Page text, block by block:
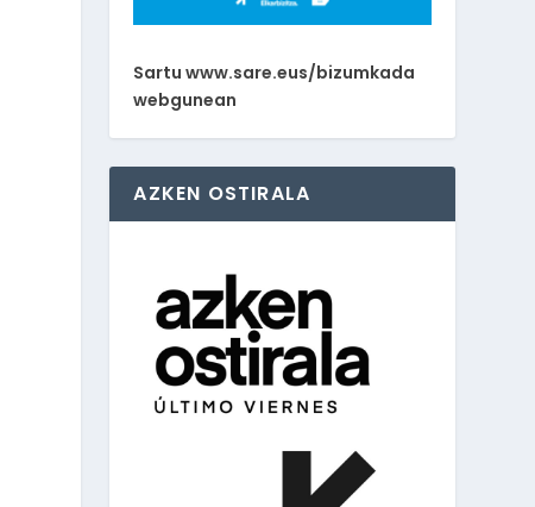
Sartu www.sare.eus/bizumkada
webgunean
AZKEN OSTIRALA